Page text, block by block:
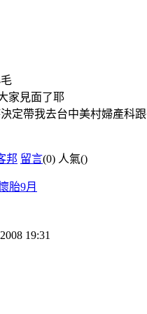
家見面了耶
定帶我去台中美村婦產科
邦 留言(0) 人氣()
胎9月
2008 19:31